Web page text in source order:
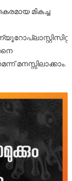
മികച്ച
മനസ്സിലാക്കാം.